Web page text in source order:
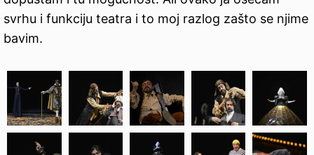
svrhu i funkciju teatra i to moj razlog zašto se njime
bavim.